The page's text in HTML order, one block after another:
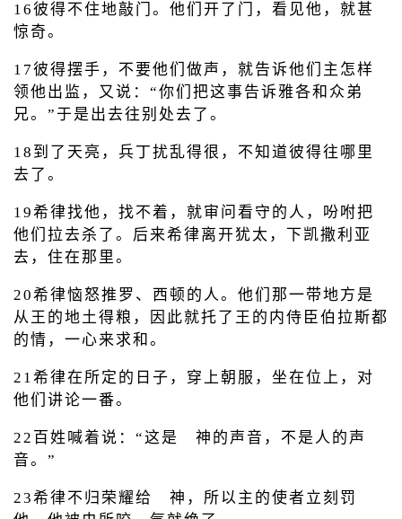
16彼得不住地敲门。他们开了门，看见他，就甚
惊奇。
17彼得摆手，不要他们做声，就告诉他们主怎样
领他出监，又说：“你们把这事告诉雅各和众弟
兄。”于是出去往别处去了。
18到了天亮，兵丁扰乱得很，不知道彼得往哪里
去了。
19希律找他，找不着，就审问看守的人，吩咐把
他们拉去杀了。后来希律离开犹太，下凯撒利亚
去，住在那里。
20希律恼怒推罗、西顿的人。他们那一带地方是
从王的地土得粮，因此就托了王的内侍臣伯拉斯都
的情，一心来求和。
21希律在所定的日子，穿上朝服，坐在位上，对
他们讲论一番。
22百姓喊着说：“这是 神的声音，不是人的声
音。”
23希律不归荣耀给 神，所以主的使者立刻罚